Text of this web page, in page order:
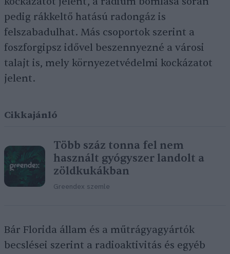
pedig rákkeltő hatású radongáz is
felszabadulhat. Más csoportok szerint a
foszforgipsz idővel beszennyezné a városi
talajt is, mely környezetvédelmi kockázatot
jelent.
Cikkajánló
Több száz tonna fel nem
használt gyógyszer landolt a
zöldkukákban
Greendex szemle
Bár Florida állam és a műtrágyagyártók
becslései szerint a radioaktivitás és egyéb